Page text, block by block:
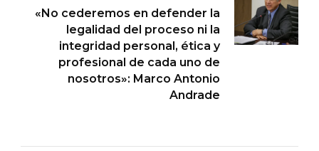
«No cederemos en defender la
legalidad del proceso ni la
integridad personal, ética y
profesional de cada uno de
nosotros»: Marco Antonio
Andrade